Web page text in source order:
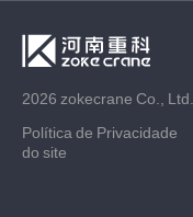
2026 zokecrane Co., Ltd.
Política de Privacidade
do site